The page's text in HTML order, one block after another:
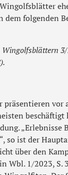
dem folgenden
vor
so ist der
über den
Wbl. 1/2023, S.